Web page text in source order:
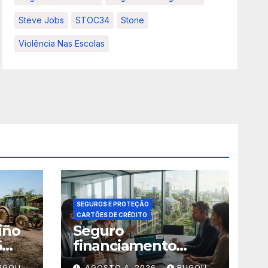
Steve Jobs STOC34 Stone
Violência Nas Escolas
SEGUROS E PROTEÇÃO
CARTÕES DE CRÉDITO
Seguro
financiamento
climático: 5